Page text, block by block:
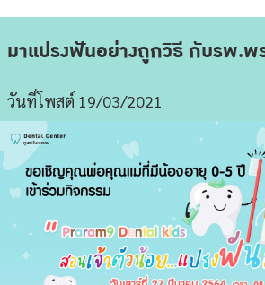
มาแปรงฟันอย่างถูกวิธี กับรพ.พร
วันที่โพสต์ 19/03/2021